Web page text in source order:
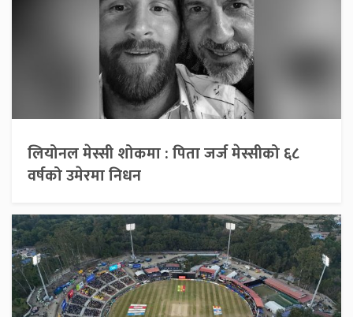
लियोनल मेस्सी शोकमा : पिता जर्ज मेस्सीको ६८
वर्षको उमेरमा निधन